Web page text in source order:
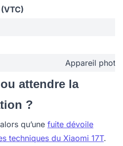
Appareil
attendre la
?
qu’une fuite dévoile
techniques du Xiaomi 17T.